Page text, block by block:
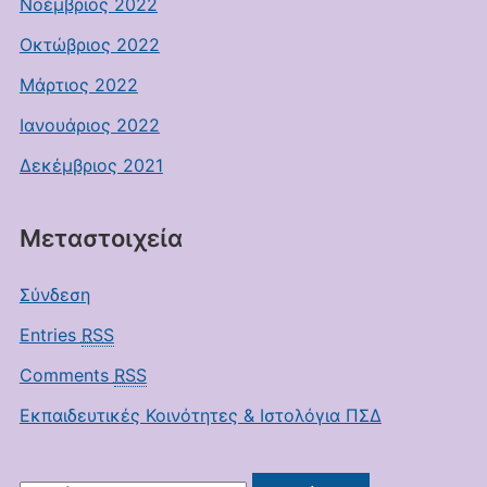
Νοέμβριος 2022
Οκτώβριος 2022
Μάρτιος 2022
Ιανουάριος 2022
Δεκέμβριος 2021
Μεταστοιχεία
Σύνδεση
Entries RSS
Comments RSS
Εκπαιδευτικές Κοινότητες & Ιστολόγια ΠΣΔ